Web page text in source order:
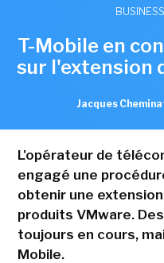
BUSINESS
T-Mobile en
sur l'extension
Jacques
L'opérateur de
engagé une
obtenir une
produits VMware.
toujours en cours,
Mobile.